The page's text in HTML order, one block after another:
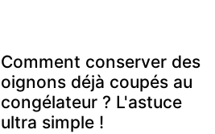
Comment conserver des
oignons déjà coupés au
congélateur ? L'astuce
ultra simple !